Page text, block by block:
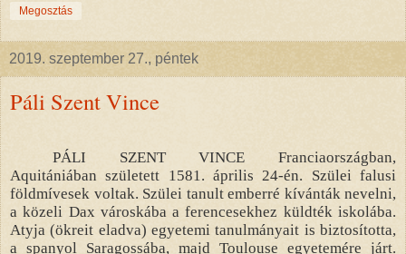
Megosztás
2019. szeptember 27., péntek
Páli Szent Vince
PÁLI SZENT VINCE Franciaországban,
Aquitániában született 1581. április 24-én. Szülei falusi
földmívesek voltak. Szülei tanult emberré kívánták nevelni,
a közeli Dax városkába a ferencesekhez küldték iskolába.
Atyja (ökreit eladva) egyetemi tanulmányait is biztosította,
a spanyol Saragossába, majd Toulouse egyetemére járt.